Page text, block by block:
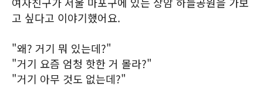
고 싶다고 이야기했어요.
"왜? 거기 뭐 있는데?"
"거기 요즘 엄청 핫한 거 몰라?"
"거기 아무 것도 없는데?"